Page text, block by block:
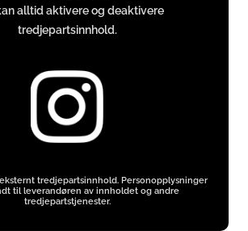
alltid aktivere og deaktivere
tredjepartsinnhold.
tredjepartsinnhold. Personopplysninger
til leverandøren av innholdet og andre
tredjepartstjenester.